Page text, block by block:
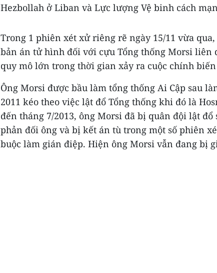
Hezbollah ở Liban và Lực lượng Vệ binh cách
Trong 1 phiên xét xử riêng rẽ ngày 15/11 vừa
bản án tử hình đối với cựu Tổng thống Morsi liên
quy mô lớn trong thời gian xảy ra cuộc chính biến
Ông Morsi được bầu làm tổng thống Ai Cập sau
2011 kéo theo việc lật đổ Tổng thống khi đó là
đến tháng 7/2013, ông Morsi đã bị quân đội lật
phản đối ông và bị kết án tù trong một số phiên
buộc làm gián điệp. Hiện ông Morsi vẫn đang bị